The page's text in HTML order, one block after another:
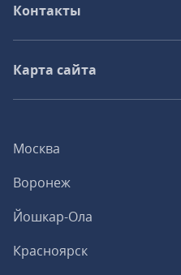
Москва
Воронеж
Йошкар-Ола
Красноярск
Контакты
Карта сайта